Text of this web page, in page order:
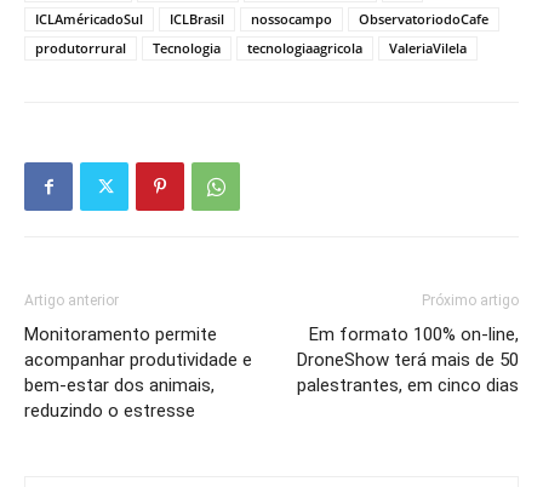
ICLAméricadoSul ICLBrasil nossocampo
ObservatoriodoCafe
produtorrural
Tecnologia tecnologiaagricola ValeriaVilela
Artigo anterior
Monitoramento permite
acompanhar produtividade e
bem-estar dos animais,
reduzindo o estresse
Próximo artigo
Em formato 100% on-line,
DroneShow terá mais de 50
palestrantes, em cinco dias